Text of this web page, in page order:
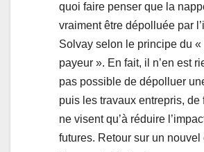
quoi faire penser que la
vraiment être dépolluée par
Solvay selon le principe du
payeur ». En fait, il n’en est
pas possible de dépolluer
puis les travaux entrepris, de
ne visent qu’à réduire
futures. Retour sur un nouvel